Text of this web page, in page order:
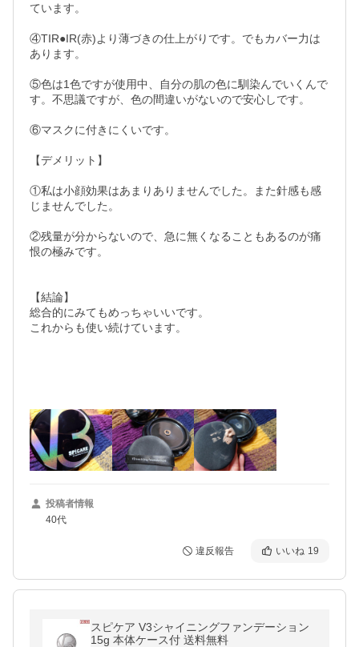
ています。
④TIR●IR(赤)より薄づきの仕上がりです。でもカバー力は
あります。
⑤色は1色ですが使用中、自分の肌の色に馴染んでいくんで
す。不思議ですが、色の間違いがないので安心しです。
⑥マスクに付きにくいです。
【デメリット】
①私は小顔効果はあまりありませんでした。また針感も感
じませんでした。
②残量が分からないので、急に無くなることもあるのが痛
恨の極みです。
【結論】
総合的にみてもめっちゃいいです。
これからも使い続けています。
投稿者情報
40代
違反報告 いいね 19
スピケア V3シャイニングファンデーション
15g 本体ケース付 送料無料